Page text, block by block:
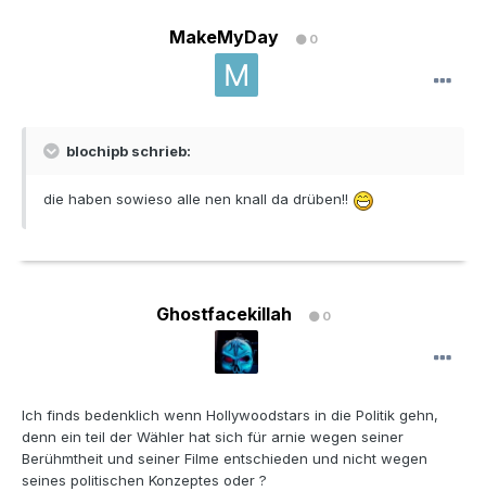
MakeMyDay 0
blochipb schrieb:
die haben sowieso alle nen knall da drüben!!
Ghostfacekillah 0
Ich finds bedenklich wenn Hollywoodstars in die Politik gehn,
denn ein teil der Wähler hat sich für arnie wegen seiner
Berühmtheit und seiner Filme entschieden und nicht wegen
seines politischen Konzeptes oder ?